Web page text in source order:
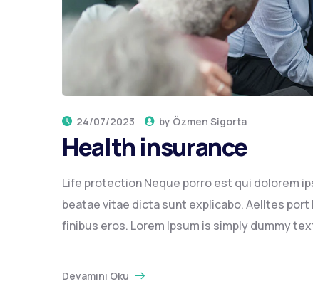
24/07/2023 by Özmen Sigorta
Health insurance
Life protection Neque porro est qui dolorem
beatae vitae dicta sunt explicabo. Aelltes
finibus eros. Lorem Ipsum is simply dummy
Devamını Oku